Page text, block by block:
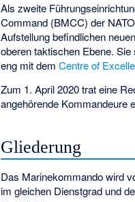
Als zweite
Command (BMCC) der NATO
Aufstellung befindlichen
oberen taktischen Ebene.
eng mit demCentre of
Zum 1. April 2020 trat eine
angehörende Kommandeure
Gliederung
Das Marinekommando wird
im gleichen Dienstgrad und